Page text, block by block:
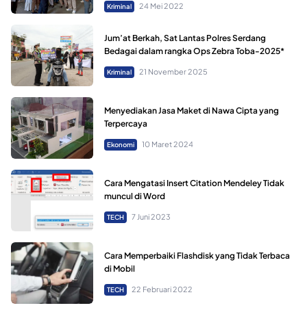
Kriminal 24 Mei 2022
Jum’at Berkah, Sat Lantas Polres Serdang
Bedagai dalam rangka Ops Zebra Toba-2025*
Kriminal 21 November 2025
Menyediakan Jasa Maket di Nawa Cipta yang
Terpercaya
Ekonomi 10 Maret 2024
Cara Mengatasi Insert Citation Mendeley Tidak
muncul di Word
TECH 7 Juni 2023
Cara Memperbaiki Flashdisk yang Tidak Terbaca
di Mobil
TECH 22 Februari 2022